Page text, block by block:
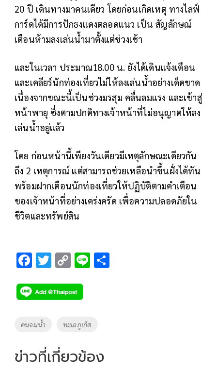
20 ปี เดินทางมาคนเดียว โดยก่อนเกิดเหตุ ทางไลฟ์
การ์ดได้มีการปักธงแดงตลอดแนว เป็น สัญลักษณ์
เตือนห้ามลงเล่นน้ำมาตั้งแต่ช่วงเช้า
และในเวลา ประมาณ18.00 น. ยังได้เดินแจ้งเตือน
และเคลียร์นักท่องเที่ยวไม่ให้ลงเล่นน้ำอย่างเด็ดขาด
เนื่องจากขณะนี้เป็นช่วงมรสุม คลื่นลมแรง และเข้าสู่
หน้าพายุ ซึ่งตามปกติทางเจ้าหน้าที่ไม่อนุญาตให้ลง
เล่นน้ำอยู่แล้ว
โดย ก่อนหน้านี้เพียงวันเดียวมีเหตุลักษณะเดียวกัน
ถึง 2 เหตุการณ์ แต่สามารถช่วยเหลือนำขึ้นฝั่งได้ทัน
พร้อมฝากเตือนนักท่องเที่ยวให้ปฏิบัติตามคำเตือน
ของเจ้าหน้าที่อย่างเคร่งครัด เพื่อความปลอดภัยใน
ชีวิตและทรัพย์สิน
F
e
b
o
k
T
tt
er
C
p
y
Li
k
Li
Tags
คนจมน้ำ ทะเลภูเก็ต
ข่าวที่เกี่ยวข้อง